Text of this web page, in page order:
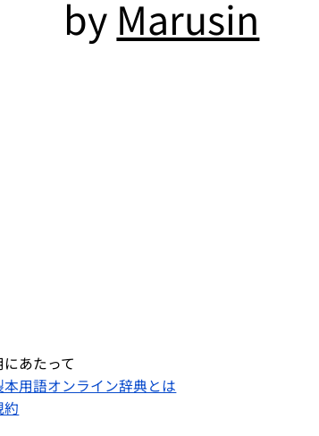
by Marusin
にあたって
本用語オンライン辞典とは
約​